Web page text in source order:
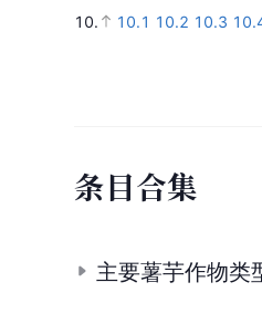
10.
10.1 10.2 10.3
条目合集
主要薯芋作物类